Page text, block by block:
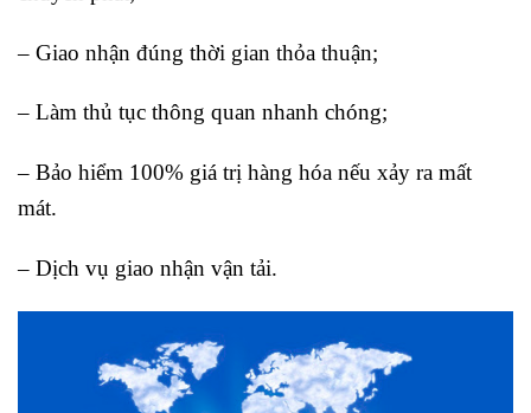
– Giao nhận đúng thời gian thỏa thuận;
– Làm thủ tục thông quan nhanh chóng;
– Bảo hiểm 100% giá trị hàng hóa nếu xảy ra mất
mát.
– Dịch vụ giao nhận vận tải.